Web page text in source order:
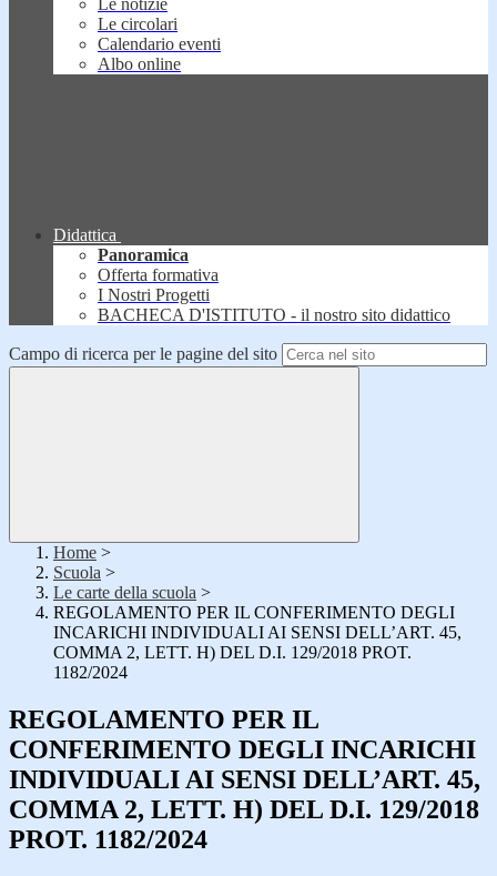
Le notizie
Le circolari
Calendario eventi
Albo online
Didattica
Panoramica
Offerta formativa
I Nostri Progetti
BACHECA D'ISTITUTO - il nostro sito didattico
Campo di ricerca per le pagine del sito
Home >
Scuola >
Le carte della scuola >
REGOLAMENTO PER IL CONFERIMENTO DEGLI
INCARICHI INDIVIDUALI AI SENSI DELL’ART. 45,
COMMA 2, LETT. H) DEL D.I. 129/2018 PROT.
1182/2024
REGOLAMENTO PER IL
CONFERIMENTO DEGLI INCARICHI
INDIVIDUALI AI SENSI DELL’ART. 45,
COMMA 2, LETT. H) DEL D.I. 129/2018
PROT. 1182/2024